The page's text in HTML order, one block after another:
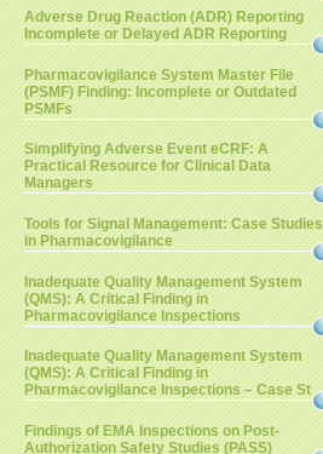
Adverse Drug Reaction (ADR) Reporting
Incomplete or Delayed ADR Reporting
Pharmacovigilance System Master File
(PSMF) Finding: Incomplete or Outdated
PSMFs
Simplifying Adverse Event eCRF: A
Practical Resource for Clinical Data
Managers
Tools for Signal Management: Case Studies
in Pharmacovigilance
Inadequate Quality Management System
(QMS): A Critical Finding in
Pharmacovigilance Inspections
Inadequate Quality Management System
(QMS): A Critical Finding in
Pharmacovigilance Inspections – Case St
Findings of EMA Inspections on Post-
Authorization Safety Studies (PASS)